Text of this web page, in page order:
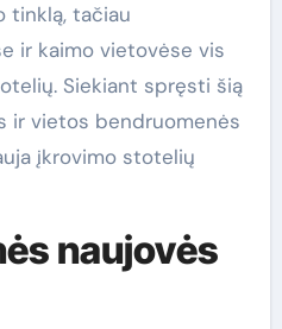
tinklą, tačiau
ir kaimo vietovėse vis
Siekiant spręsti šią
ir vietos bendruomenės
įkrovimo stotelių
naujovės